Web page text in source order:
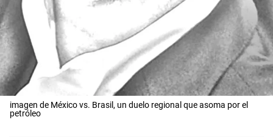
imagen de México vs. Brasil, un duelo regional que asoma por el
petróleo